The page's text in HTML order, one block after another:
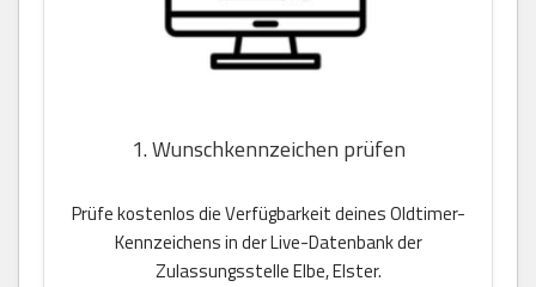
1. Wunschkennzeichen prüfen
Prüfe kostenlos die Verfügbarkeit deines Oldtimer-
Kennzeichens in der Live-Datenbank der
Zulassungsstelle Elbe, Elster.